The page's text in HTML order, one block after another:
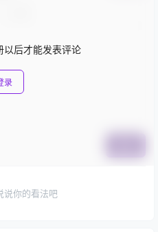
以后才能发表评论
录
说你的看法吧